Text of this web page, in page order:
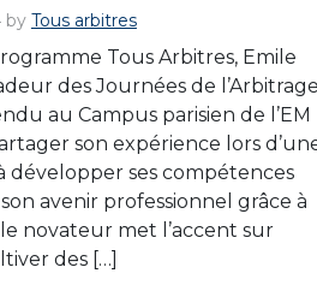
by Tous arbitres
Tous Arbitres, Emile
des Journées de
au Campus parisien de l’EM
son expérience lors
développer ses compétences
avenir professionnel grâce à
novateur met l’accent sur
des […]